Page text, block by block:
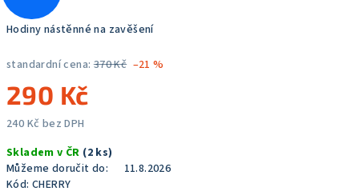
Hodiny nástěnné na zavěšení
standardní cena: 370 Kč –21 %
290 Kč
240 Kč bez DPH
cena:
Skladem v ČR (2 ks)
Můžeme doručit do:
11.8.2026
Kód: CHERRY